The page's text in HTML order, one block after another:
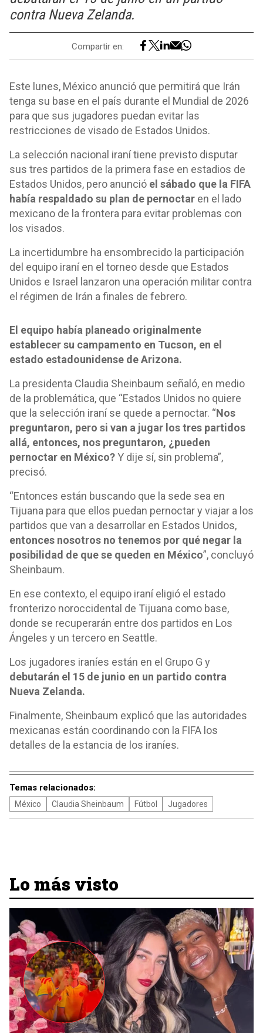
contra Nueva Zelanda.
Compartir en:
Este lunes, México anunció que permitirá que Irán
tenga su base en el país durante el Mundial de 2026
para que sus jugadores puedan evitar las
restricciones de visado de Estados Unidos.
La selección nacional iraní tiene previsto disputar
sus tres partidos de la primera fase en estadios de
Estados Unidos, pero anunció el sábado que la FIFA
había respaldado su plan de pernoctar en el lado
mexicano de la frontera para evitar problemas con
los visados.
La incertidumbre ha ensombrecido la participación
del equipo iraní en el torneo desde que Estados
Unidos e Israel lanzaron una operación militar contra
el régimen de Irán a finales de febrero.
El equipo había planeado originalmente
establecer su campamento en Tucson, en el
estado estadounidense de Arizona.
La presidenta Claudia Sheinbaum señaló, en medio
de la problemática, que “Estados Unidos no quiere
que la selección iraní se quede a pernoctar. “Nos
preguntaron, pero si van a jugar los tres partidos
allá, entonces, nos preguntaron, ¿pueden
pernoctar en México?Y dije sí, sin problema”,
precisó.
“Entonces están buscando que la sede sea en
Tijuana para que ellos puedan pernoctar y viajar a los
partidos que van a desarrollar en Estados Unidos,
entonces nosotros no tenemos por qué negar la
posibilidad de que se queden en México”, concluyó
Sheinbaum.
En ese contexto, el equipo iraní eligió el estado
fronterizo noroccidental de Tijuana como base,
donde se recuperarán entre dos partidos en Los
Ángeles y un tercero en Seattle.
Los jugadores iraníes están en el Grupo G y
debutarán el 15 de junio en un partido contra
Nueva Zelanda.
Finalmente, Sheinbaum explicó que las autoridades
mexicanas están coordinando con la FIFA los
detalles de la estancia de los iraníes.
Temas relacionados:
México Claudia Sheinbaum Fútbol Jugadores
Lo más visto